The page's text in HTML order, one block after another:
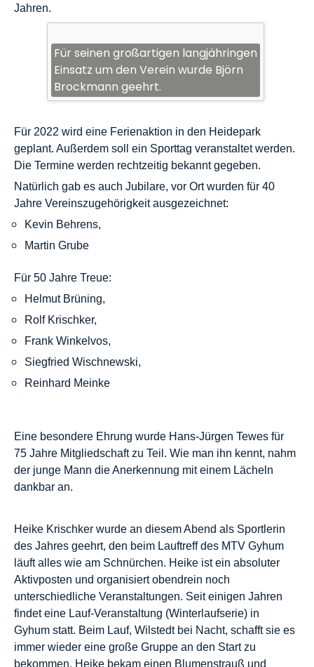
Jahren.
Für seinen großartigen langjähringen
Einsatz um den Verein wurde Björn
Brockmann geehrt.
Für 2022 wird eine Ferienaktion in den Heidepark
geplant. Außerdem soll ein Sporttag veranstaltet werden.
Die Termine werden rechtzeitig bekannt gegeben.
Natürlich gab es auch Jubilare, vor Ort wurden für 40
Jahre Vereinszugehörigkeit ausgezeichnet:
Kevin Behrens,
Martin Grube
Für 50 Jahre Treue:
Helmut Brüning,
Rolf Krischker,
Frank Winkelvos,
Siegfried Wischnewski,
Reinhard Meinke
Eine besondere Ehrung wurde Hans-Jürgen Tewes für
75 Jahre Mitgliedschaft zu Teil. Wie man ihn kennt, nahm
der junge Mann die Anerkennung mit einem Lächeln
dankbar an.
Heike Krischker wurde an diesem Abend als Sportlerin
des Jahres geehrt, den beim Lauftreff des MTV Gyhum
läuft alles wie am Schnürchen. Heike ist ein absoluter
Aktivposten und organisiert obendrein noch
unterschiedliche Veranstaltungen. Seit einigen Jahren
findet eine Lauf-Veranstaltung (Winterlaufserie) in
Gyhum statt. Beim Lauf, Wilstedt bei Nacht, schafft sie es
immer wieder eine große Gruppe an den Start zu
bekommen. Heike bekam einen Blumenstrauß und